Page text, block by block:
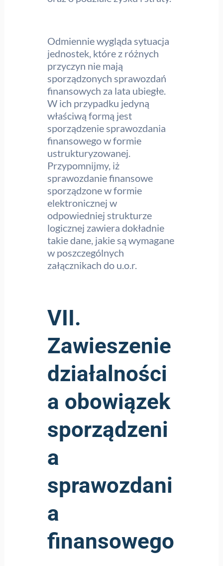
Odmiennie wygląda sytuacja
jednostek, które z różnych
przyczyn nie mają
sporządzonych sprawozdań
finansowych za lata ubiegłe.
W ich przypadku jedyną
właściwą formą jest
sporządzenie sprawozdania
finansowego w formie
ustrukturyzowanej.
Przypomnijmy, iż
sprawozdanie finansowe
sporządzone w formie
elektronicznej w
odpowiedniej strukturze
logicznej zawiera dokładnie
takie dane, jakie są wymagane
w poszczególnych
załącznikach do u.o.r.
VII.
Zawieszenie
działalności
a obowiązek
sporządzeni
a
sprawozdani
a
finansowego